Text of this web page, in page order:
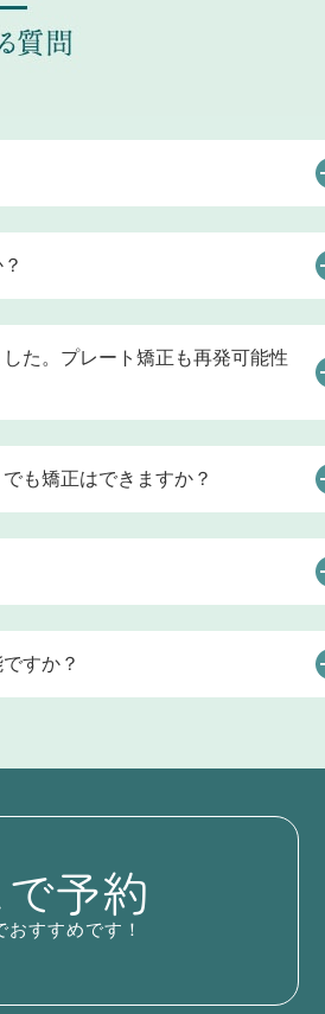
の上にプレートを貼るだけの方法で
ないことが特徴です。施術に際して
サイズに合わず、すぐに外れてしま
」といったトラブルが発生しやすい
た。プレート矯正も再発可能性
また、再発防止プログラムを受講し
力をしております。
も矯正はできますか？
し、高い技術力が求められるため、
います。
すか？
予約
すすめです！